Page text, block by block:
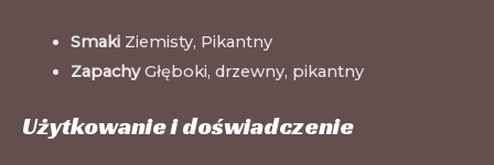
SmakiZiemisty, Pikantny
ZapachyGłęboki, drzewny, pikantny
Użytkowanie i doświadczenie